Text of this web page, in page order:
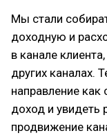
Мы стали
доходную и
в канале клиента,
других каналах.
направление
доход и увидеть
продвижение